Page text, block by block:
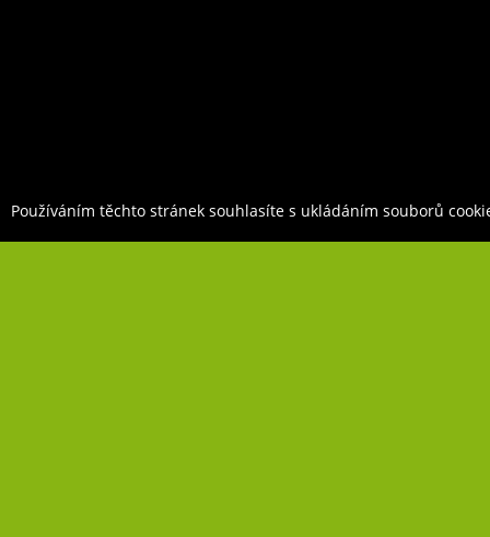
Používáním těchto stránek souhlasíte s ukládáním souborů